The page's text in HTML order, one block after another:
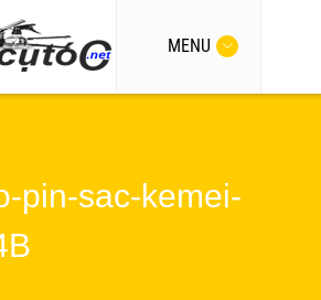
MENU
pin-sac-kemei-